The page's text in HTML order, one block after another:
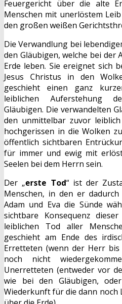
Feuergericht über die alte
Menschen mit unerlöstem
den großen weißen
Die Verwandlung bei
den Gläubigen, welche bei
Erde leben. Sie ereignet sich
Jesus Christus in den
geschieht einen ganz
leiblichen Auferstehung
Gläubigen. Die verwandelten
den unmittelbar zuvor
hochgerissen in die Wolken
öffentlich sichtbaren
für immer und ewig mit
Seelen bei dem Herrn sein.
Der „erste Tod“ ist der
Menschen, in den er
Adam und Eva die Sünde
sichtbare Konsequenz
leiblichen Tod aller
geschieht am Ende des
Erretteten (wenn der Herr
noch nicht
Unerretteten (entweder vor
wie bei den Gläubigen,
Wiederkunft für die dann noch